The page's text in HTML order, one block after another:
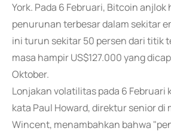
York. Pada 6 Februari, Bitcoin anjlok
penurunan terbesar dalam sekitar
ini turun sekitar 50 persen dari titik
masa hampir US$127.000 yang
Oktober.
Lonjakan volatilitas pada 6 Februari
kata Paul Howard, direktur senior di
Wincent, menambahkan bahwa